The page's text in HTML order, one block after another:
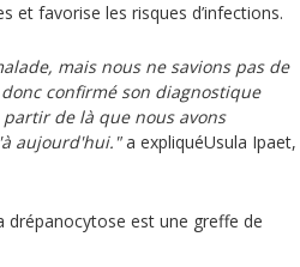
et favorise les risques d’infections.
mais nous ne savions pas de
confirmé son diagnostique
de là que nous avons
aujourd'hui."a expliquéUsula Ipaet,
drépanocytose est une greffe de